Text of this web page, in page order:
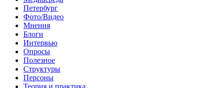
Петербург
Фото/Видео
Мнения
Блоги
Интервью
Опросы
Полезное
Структуры
Персоны
Теория и практика